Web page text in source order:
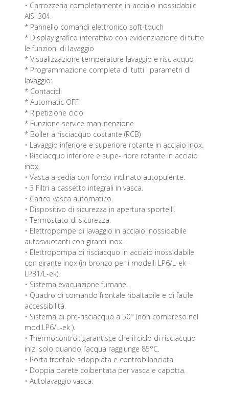
• Carrozzeria completamente in acciaio inossidabile
AISI 304.
* Pannello comandi elettronico soft-touch
* Display grafico interattivo con evidenziazione di tutte
le funzioni di lavaggio
* Visualizzazione temperature lavaggio e risciacquo
* Programmazione completa di tutti i parametri di
lavaggio:
* Contacicli
* Automatic OFF
* Ripetizione ciclo
* Funzione service manutenzione
* Boiler a risciacquo costante (RCB)
• Lavaggio inferiore e superiore rotante in acciaio inox.
• Risciacquo inferiore e supe- riore rotante in acciaio
inox.
• Vasca a sedia con fondo inclinato autopulente.
• 3 Filtri a cassetto integrali in vasca.
• Carico vasca automatico.
• Dispositivo di sicurezza in apertura sportelli.
• Termostato di sicurezza.
• Elettropompe di lavaggio in acciaio inossidabile
autosvuotanti con giranti inox.
• Elettropompa di risciacquo in acciaio inossidabile
con girante inox (in bronzo per i modelli LP6/L-ek -
LP31/L-ek).
• Sistema evacuazione fumane.
• Quadro di comando frontale ribaltabile e di facile
accessibilità.
• Sistema di pre-risciacquo a 50° (non compreso nel
mod.LP6/L-ek ).
• Thermocontrol: garantisce che il ciclo di risciacquo
inizi solo quando l’acqua raggiunge 85°C.
• Porta frontale sdoppiata e controbilanciata.
• Doppia parete coibentata per vasca e capotta.
• Autolavaggio vasca.